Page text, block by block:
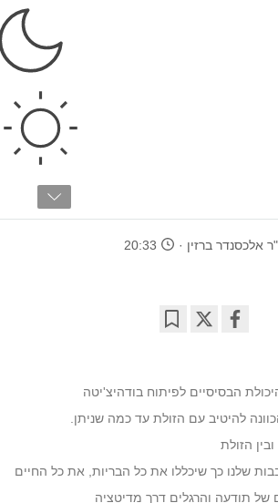
של אהבה,
ובודהיצ'יטה
אלכסנדר ברזין 20:33
facebook
הבסיסיים לפיתוח בודהיצ'יטה
להיטיב עם הזולת עד כמה שניתן.
ובין הזולת
שלנו כך שיכללו את כל הבריות, את כל החיים
של תודעה והרגלים דרך מדיטציה